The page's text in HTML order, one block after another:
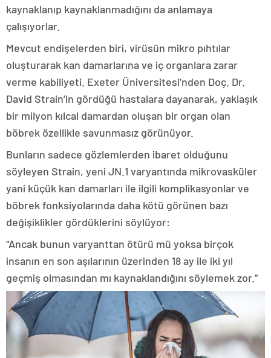
kaynaklanıp kaynaklanmadığını da anlamaya
çalışıyorlar.
Mevcut endişelerden biri, virüsün mikro pıhtılar
oluşturarak kan damarlarına ve iç organlara zarar
verme kabiliyeti. Exeter Üniversitesi’nden Doç. Dr.
David Strain’in gördüğü hastalara dayanarak, yaklaşık
bir milyon kılcal damardan oluşan bir organ olan
böbrek özellikle savunmasız görünüyor.
Bunların sadece gözlemlerden ibaret olduğunu
söyleyen Strain, yeni JN.1 varyantında mikrovasküler
yani küçük kan damarları ile ilgili komplikasyonlar ve
böbrek fonksiyolarında daha kötü görünen bazı
değişiklikler gördüklerini söylüyor:
“Ancak bunun varyanttan ötürü mü yoksa birçok
insanın en son aşılarının üzerinden 18 ay ile iki yıl
geçmiş olmasından mı kaynaklandığını söylemek zor.”